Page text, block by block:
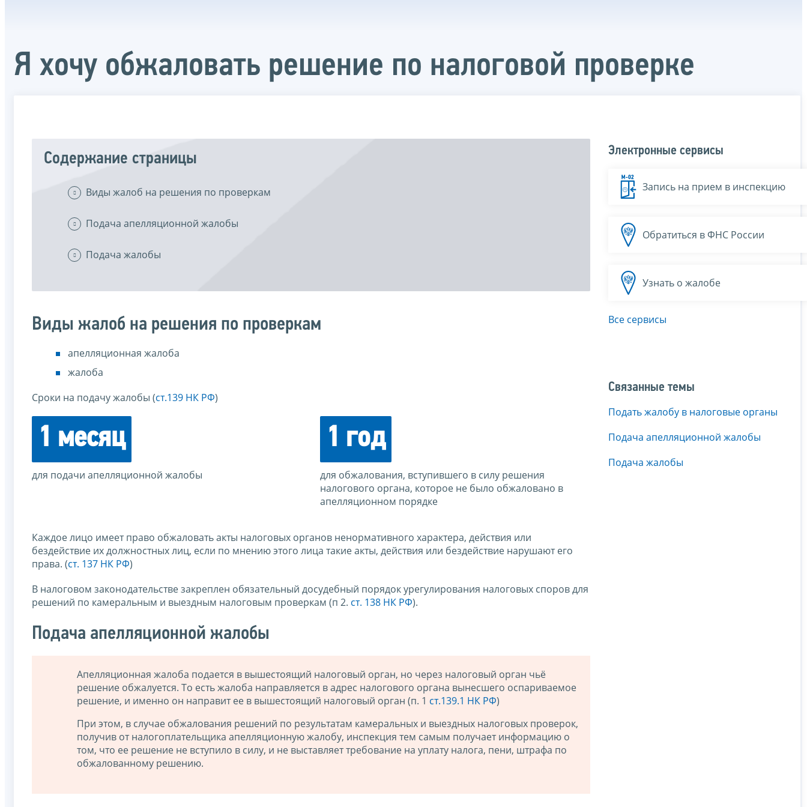
Я хочу обжаловать решение по налоговой проверке
Содержание страницы
Виды жалоб на решения по проверкам
Подача апелляционной жалобы
Подача жалобы
Виды жалоб на решения по проверкам
апелляционная жалоба
жалоба
Сроки на подачу жалобы (ст.139 НК РФ)
1 месяц
для подачи апелляционной жалобы
1 год
для обжалования, вступившего в силу решения
налогового органа, которое не было обжаловано в
апелляционном порядке
Каждое лицо имеет право обжаловать акты налоговых органов ненормативного характера, действия или
бездействие их должностных лиц, если по мнению этого лица такие акты, действия или бездействие нарушают его
права. (ст. 137 НК РФ)
В налоговом законодательстве закреплен обязательный досудебный порядок урегулирования налоговых споров для
решений по камеральным и выездным налоговым проверкам (п 2. ст. 138 НК РФ).
Подача апелляционной жалобы
Апелляционная жалоба подается в вышестоящий налоговый орган, но через налоговый орган чьё
решение обжалуется. То есть жалоба направляется в адрес налогового органа вынесшего оспариваемое
решение, и именно он направит ее в вышестоящий налоговый орган (п. 1 ст.139.1 НК РФ)
При этом, в случае обжалования решений по результатам камеральных и выездных налоговых проверок,
получив от налогоплательщика апелляционную жалобу, инспекция тем самым получает информацию о
том, что ее решение не вступило в силу, и не выставляет требование на уплату налога, пени, штрафа по
обжалованному решению.
Электронные сервисы
Запись на прием в инспекцию
Обратиться в ФНС России
Узнать о жалобе
Все сервисы
Связанные темы
Подать жалобу в налоговые органы
Подача апелляционной жалобы
Подача жалобы